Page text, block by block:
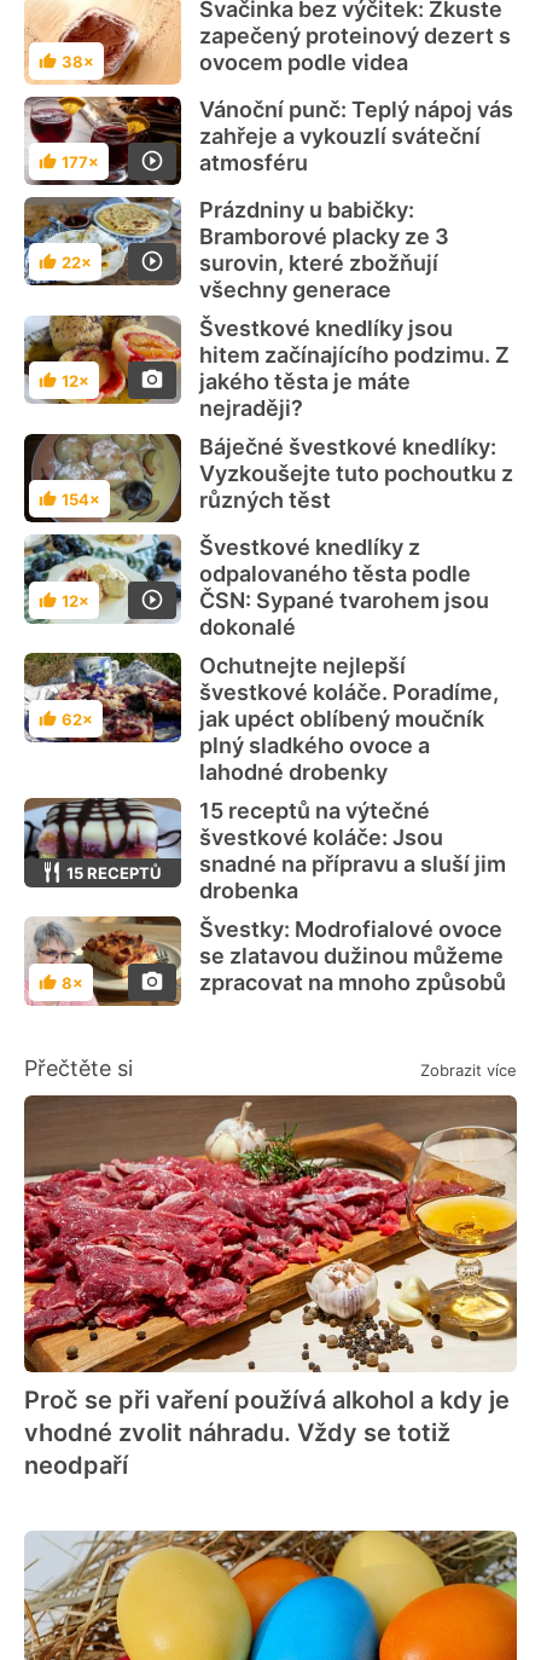
Hodnocení
38×
Svačinka bez výčitek: Zkuste
zapečený proteinový dezert s
ovocem podle videa
Hodnocení
177×
Vánoční punč: Teplý nápoj vás
zahřeje a vykouzlí sváteční
atmosféru
Hodnocení
22×
Prázdniny u babičky:
Bramborové placky ze 3
surovin, které zbožňují
všechny generace
Hodnocení
12×
Švestkové knedlíky jsou
hitem začínajícího podzimu. Z
jakého těsta je máte
nejraději?
Hodnocení
154×
Báječné švestkové knedlíky:
Vyzkoušejte tuto pochoutku z
různých těst
Hodnocení
12×
Švestkové knedlíky z
odpalovaného těsta podle
ČSN: Sypané tvarohem jsou
dokonalé
Hodnocení
62×
Ochutnejte nejlepší
švestkové koláče. Poradíme,
jak upéct oblíbený moučník
plný sladkého ovoce a
lahodné drobenky
15 RECEPTŮ
15 receptů na výtečné
švestkové koláče: Jsou
snadné na přípravu a sluší jim
drobenka
Hodnocení
8×
Švestky: Modrofialové ovoce
se zlatavou dužinou můžeme
zpracovat na mnoho způsobů
Přečtěte si Zobrazit více
Proč se při vaření používá alkohol a kdy je
vhodné zvolit náhradu. Vždy se totiž
neodpaří